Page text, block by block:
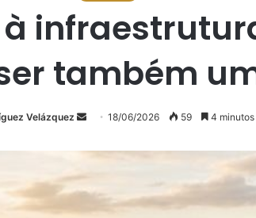
também
Velázquez
Mande
mail
18/06/2026 59 4